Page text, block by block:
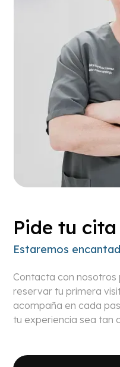
Pide tu
Estaremos
Contacta con nosotros
reservar tu primera
acompaña en cada
tu experiencia sea tan